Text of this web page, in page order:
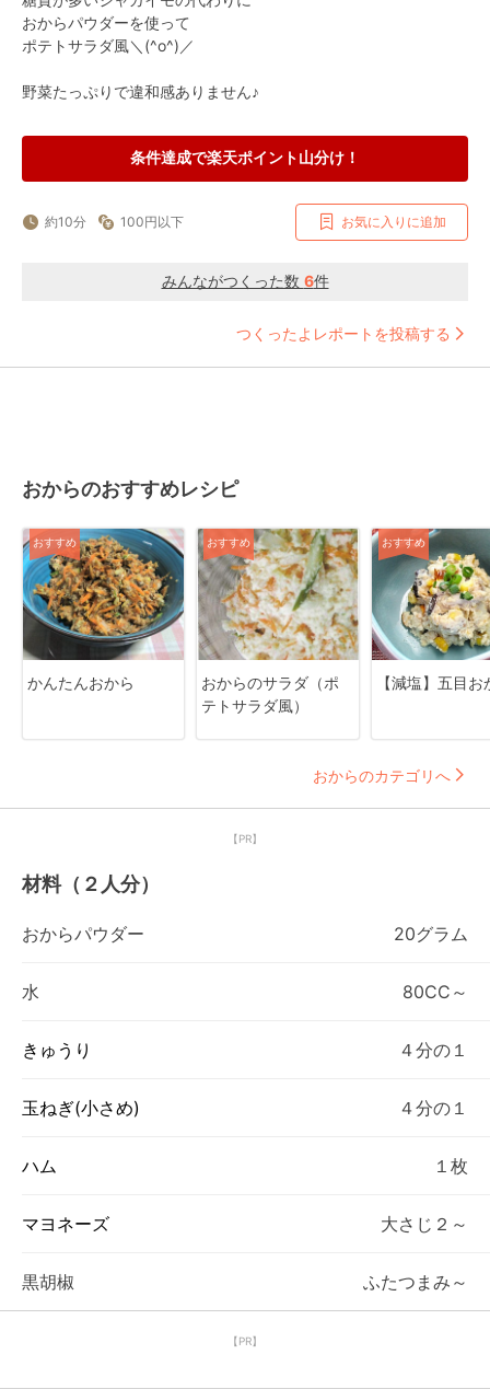
おからパウダーを使って
ポテトサラダ風＼(^o^)／
野菜たっぷりで違和感ありません♪
条件達成で楽天ポイント山分け！
約10分 100円以下 お気に入りに追加
みんながつくった数 6件
つくったよレポートを投稿する
おからのおすすめレシピ
おすすめ
かんたんおから
おすすめ
おからのサラダ（ポ
テトサラダ風）
おすすめ
【減塩】五目お
おからのカテゴリへ
【PR】
材料（２人分）
おからパウダー 20グラム
水 80CC～
きゅうり ４分の１
玉ねぎ(小さめ) ４分の１
ハム １枚
マヨネーズ 大さじ２～
黒胡椒 ふたつまみ～
【PR】